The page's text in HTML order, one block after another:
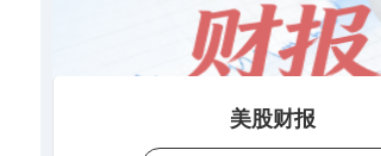
美股财报